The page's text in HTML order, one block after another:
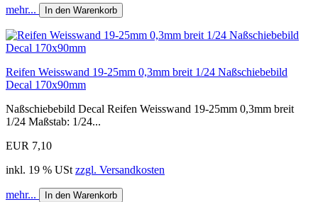
mehr... In den Warenkorb
Reifen Weisswand 19-25mm 0,3mm breit 1/24 Naßschiebebild
Decal 170x90mm
Naßschiebebild Decal Reifen Weisswand 19-25mm 0,3mm breit
1/24 Maßstab: 1/24...
EUR 7,10
inkl. 19 % USt zzgl. Versandkosten
mehr... In den Warenkorb